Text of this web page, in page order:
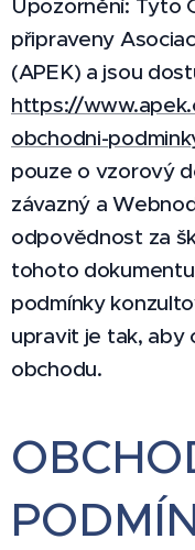
Upozornění: Tyto
připraveny
(APEK) a jsou
https://
obchodni-
pouze o vzorový
závazný a
odpovědnost za
tohoto
podmínky
upravit je tak, aby
obchodu.